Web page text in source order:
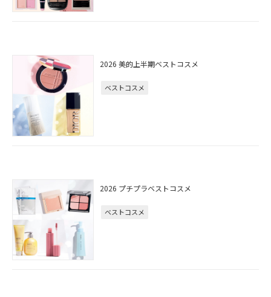
2026 美的上半期ベストコスメ
ベストコスメ
2026 プチプラベストコスメ
ベストコスメ